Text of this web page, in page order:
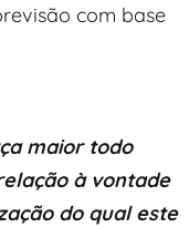
com base
maior todo
à vontade
do qual este